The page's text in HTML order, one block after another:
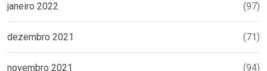
janeiro 2022 (97)
dezembro 2021 (71)
novembro 2021 (94)